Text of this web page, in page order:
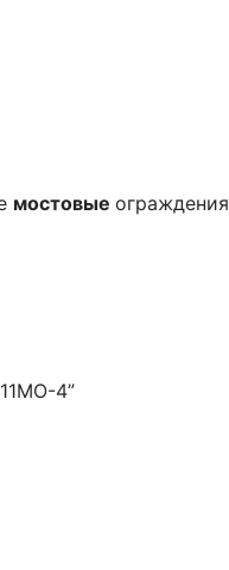
мостовые ограждения
4”